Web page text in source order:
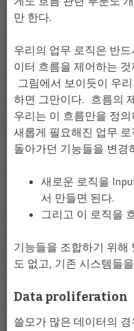
만 한다.
우리의 업무 로직은 반
이터 흐름을 제어하는
그림에서 보이듯이 우
하면 그만이다. 흐름의
우리는 이 흐름만을 정
새롭게 필요해진 업무
돌아가던 기능들을 변경
새로운 로직을
서 만들면 된다.
그리고 이 로직을
기능들을 조합하기 위해
도 없고, 기존 시스템들
Data proliferation
쓸모가 많은 데이터의